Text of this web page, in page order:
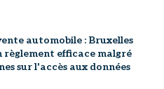
automobile : Bruxelles
règlement efficace malgré
sur l'accès aux données